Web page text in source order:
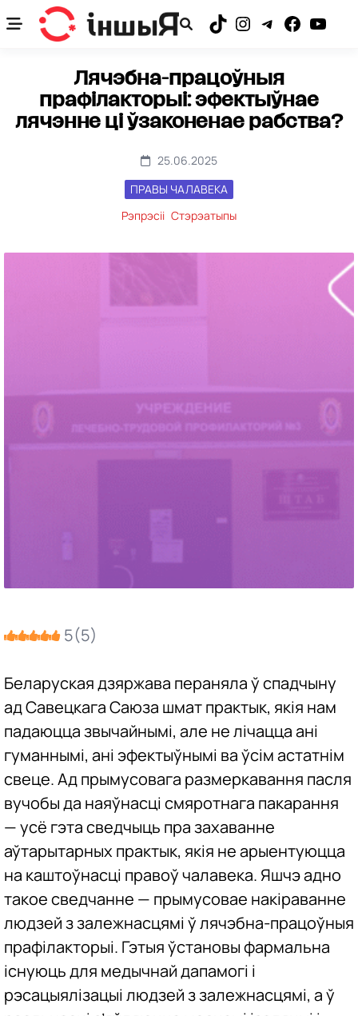
to
Лячэбна-працоўныя
прафілакторыі: эфектыўнае
лячэнне ці ўзаконенае рабства?
25.06.2025
ПРАВЫ ЧАЛАВЕКА
Рэпрэсіі Стэрэатыпы
5(5)
Беларуская дзяржава пераняла ў спадчыну
ад Савецкага Саюза шмат практык, якія нам
падаюцца звычайнымі, але не лічацца ані
гуманнымі, ані эфектыўнымі ва ўсім астатнім
свеце. Ад прымусовага размеркавання пасля
вучобы да наяўнасці смяротнага пакарання
— усё гэта сведчыць пра захаванне
аўтарытарных практык, якія не арыентуюцца
на каштоўнасці правоў чалавека. Яшчэ адно
такое сведчанне — прымусовае накіраванне
людзей з залежнасцямі ў лячэбна-працоўныя
прафілакторыі. Гэтыя ўстановы фармальна
існуюць для медычнай дапамогі і
рэсацыялізацыі людзей з залежнасцямі, а ў